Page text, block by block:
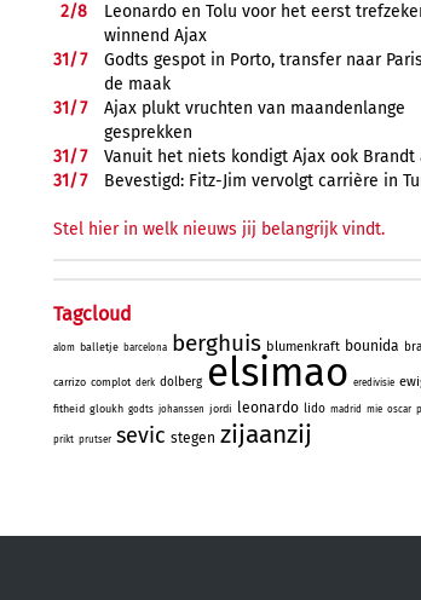
2/8
Leonardo en Tolu voor het eerst
winnend Ajax
31/7
Godts gespot in Porto, transfer naar
de maak
31/7
Ajax plukt vruchten van maandenlange
gesprekken
31/7
Vanuit het niets kondigt Ajax ook Brandt
31/7 Bevestigd: Fitz-Jim vervolgt carrière in
Stel hier in welk nieuws jij belangrijk vindt.
Tagcloud
alom balletje barcelona berghuis blumenkraft bounida
carrizo complot derk dolberg elsimao eredivisie
fitheid gloukh godts johanssen jordi leonardo lido madrid mie oscar
prikt prutser sevic stegen zijaanzij